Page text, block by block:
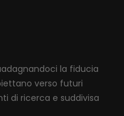
la fiducia
verso futuri
di ricerca e suddivisa